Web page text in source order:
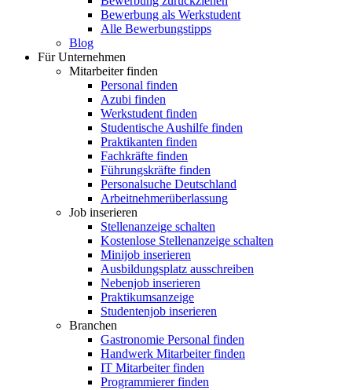
Bewerbung als Werkstudent
Alle Bewerbungstipps
Blog
Für Unternehmen
Mitarbeiter finden
Personal finden
Azubi finden
Werkstudent finden
Studentische Aushilfe finden
Praktikanten finden
Fachkräfte finden
Führungskräfte finden
Personalsuche Deutschland
Arbeitnehmerüberlassung
Job inserieren
Stellenanzeige schalten
Kostenlose Stellenanzeige schalten
Minijob inserieren
Ausbildungsplatz ausschreiben
Nebenjob inserieren
Praktikumsanzeige
Studentenjob inserieren
Branchen
Gastronomie Personal finden
Handwerk Mitarbeiter finden
IT Mitarbeiter finden
Programmierer finden